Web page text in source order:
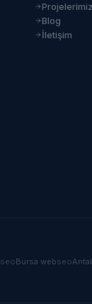
Projelerimiz
Blog
İletişim
seoBursa webseo